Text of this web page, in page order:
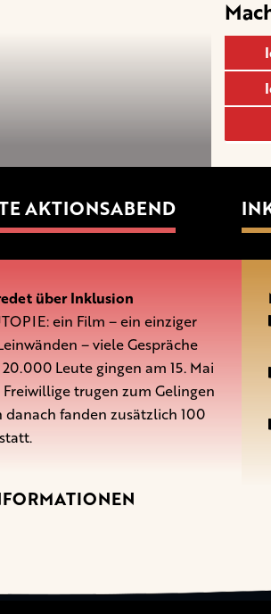
AKTIONSABEND
über Inklusion
ein Film – ein einziger
– viele Gespräche
Leute gingen am 15. Mai
Freiwillige trugen zum Gelingen
fanden zusätzlich 100